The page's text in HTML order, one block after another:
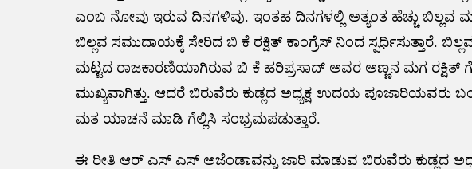
ಎಂಬ ನೋವು ಇರುವ ದಿನಗಳಿವು. ಇಂತಹ ದಿನಗಳಲ್ಲಿ ಅತ್ಯಂತ ಹೆಚ್ಚು ಬಿಲ್ಲವ
ಬಿಲ್ಲವ ಸಮುದಾಯಕ್ಕೆ ಸೇರಿದ ಬಿ ಕೆ ರಕ್ಷಿತ್ ಕಾಂಗ್ರೆಸ್ ನಿಂದ ಸ್ಪರ್ಧಿಸುತ್ತಾರೆ.
ಮಟ್ಟದ ರಾಜಕಾರಣಿಯಾಗಿರುವ ಬಿ ಕೆ ಹರಿಪ್ರಸಾದ್ ಅವರ ಅಣ್ಣನ ಮಗ ರಕ್ಷಿತ್
ಮುಖ್ಯವಾಗಿತ್ತು. ಆದರೆ ಬಿರುವೆರು ಕುಡ್ಲದ ಅಧ್ಯಕ್ಷ ಉದಯ
ಮತ ಯಾಚನೆ ಮಾಡಿ ಗೆಲ್ಲಿಸಿ ಸಂಭ್ರಮಪಡುತ್ತಾರೆ‌.
ಈ ರೀತಿ ಆರ್ ಎಸ್ ಎಸ್ ಅಜೆಂಡಾವನ್ನು ಜಾರಿ ಮಾಡುವ ಬಿರುವೆರು ಕುಡ್ಲದ